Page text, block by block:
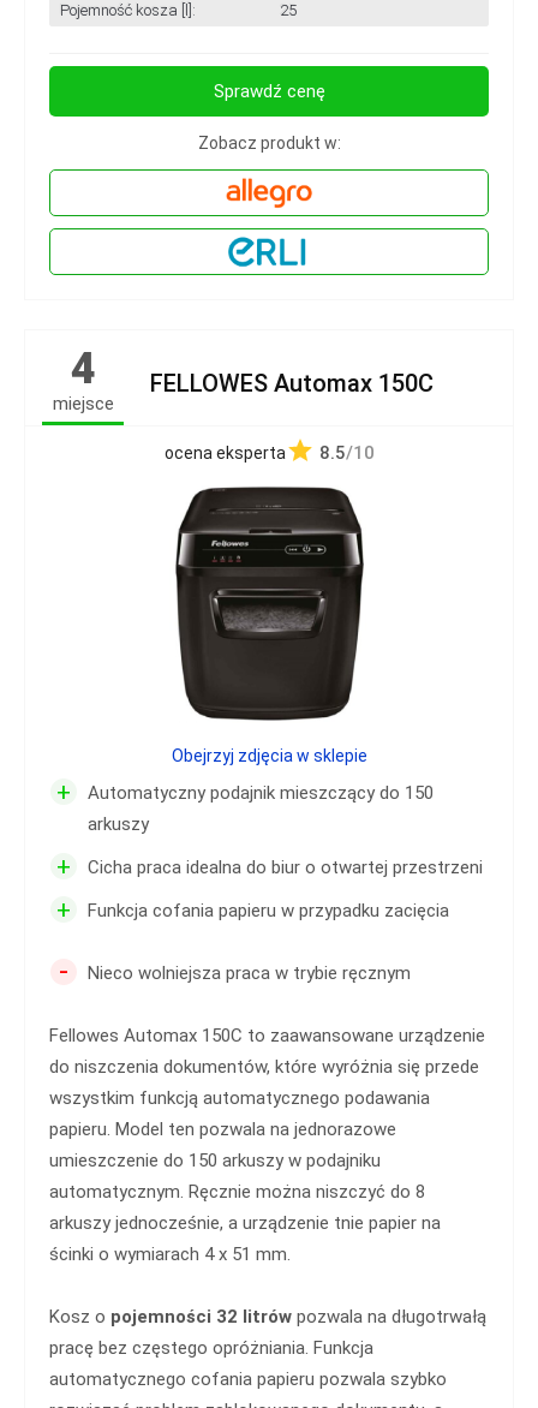
Pojemność kosza [l]: 25
Sprawdź cenę
Zobacz produkt w:
4
miejsce
FELLOWES Automax 150C
ocena eksperta 8.5/10
+
Automatyczny podajnik mieszczący do 150
arkuszy
+ Cicha praca idealna do biur o otwartej przestrzeni
+ Funkcja cofania papieru w przypadku zacięcia
- Nieco wolniejsza praca w trybie ręcznym
Fellowes Automax 150C to zaawansowane urządzenie
do niszczenia dokumentów, które wyróżnia się przede
wszystkim funkcją automatycznego podawania
papieru. Model ten pozwala na jednorazowe
umieszczenie do 150 arkuszy w podajniku
automatycznym. Ręcznie można niszczyć do 8
arkuszy jednocześnie, a urządzenie tnie papier na
ścinki o wymiarach 4 x 51 mm.
Kosz o pojemności 32 litrów pozwala na długotrwałą
pracę bez częstego opróżniania. Funkcja
automatycznego cofania papieru pozwala szybko
Obejrzyj zdjęcia w sklepie